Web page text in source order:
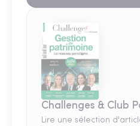
Challenges & Club
Lire une sélection